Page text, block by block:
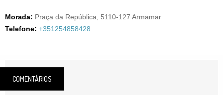
Morada: Praça da República, 5110-127 Armamar
Telefone: +351254858428
COMENTÁRIOS